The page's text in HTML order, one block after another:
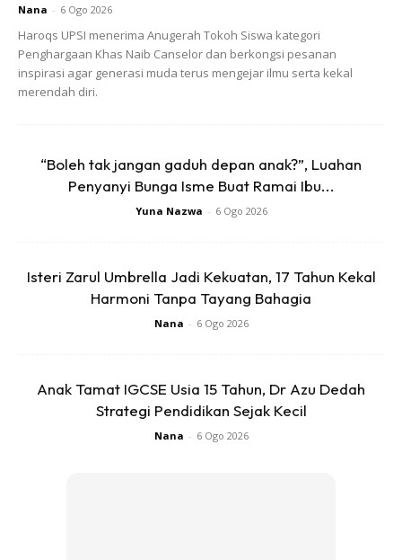
Nana - 6 Ogo 2026
Haroqs UPSI menerima Anugerah Tokoh Siswa kategori
Penghargaan Khas Naib Canselor dan berkongsi pesanan
inspirasi agar generasi muda terus mengejar ilmu serta kekal
merendah diri.
“Boleh tak jangan gaduh depan anak?”, Luahan
Penyanyi Bunga Isme Buat Ramai Ibu...
Yuna Nazwa - 6 Ogo 2026
Isteri Zarul Umbrella Jadi Kekuatan, 17 Tahun Kekal
Harmoni Tanpa Tayang Bahagia
Nana - 6 Ogo 2026
Anak Tamat IGCSE Usia 15 Tahun, Dr Azu Dedah
Strategi Pendidikan Sejak Kecil
Nana - 6 Ogo 2026